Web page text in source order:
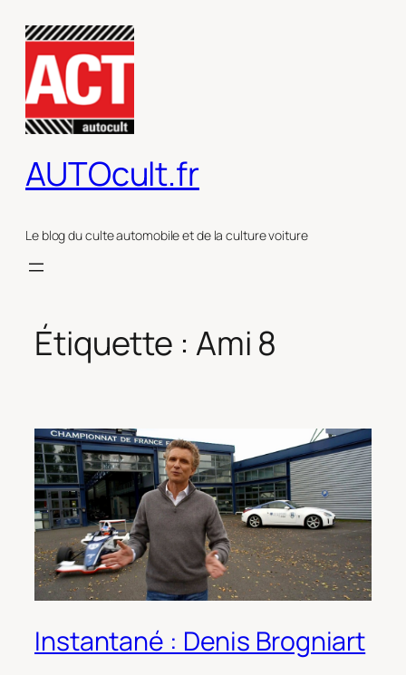
contenu
AUTOcult.fr
Le blog du culte automobile et de la culture voiture
Étiquette : Ami 8
Instantané : Denis Brogniart